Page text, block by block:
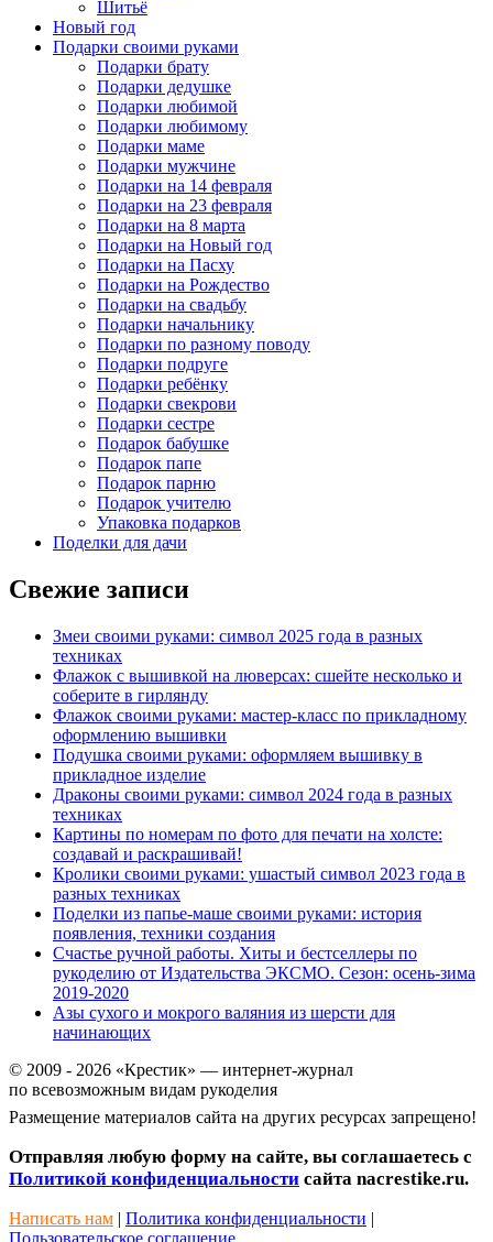
Шитьё
Новый год
Подарки своими руками
Подарки брату
Подарки дедушке
Подарки любимой
Подарки любимому
Подарки маме
Подарки мужчине
Подарки на 14 февраля
Подарки на 23 февраля
Подарки на 8 марта
Подарки на Новый год
Подарки на Пасху
Подарки на Рождество
Подарки на свадьбу
Подарки начальнику
Подарки по разному поводу
Подарки подруге
Подарки ребёнку
Подарки свекрови
Подарки сестре
Подарок бабушке
Подарок папе
Подарок парню
Подарок учителю
Упаковка подарков
Поделки для дачи
Свежие записи
Змеи своими руками: символ 2025 года в разных
техниках
Флажок с вышивкой на люверсах: сшейте несколько и
соберите в гирлянду
Флажок своими руками: мастер-класс по прикладному
оформлению вышивки
Подушка своими руками: оформляем вышивку в
прикладное изделие
Драконы своими руками: символ 2024 года в разных
техниках
Картины по номерам по фото для печати на холсте:
создавай и раскрашивай!
Кролики своими руками: ушастый символ 2023 года в
разных техниках
Поделки из папье-маше своими руками: история
появления, техники создания
Счастье ручной работы. Хиты и бестселлеры по
рукоделию от Издательства ЭКСМО. Сезон: осень-зима
2019-2020
Азы сухого и мокрого валяния из шерсти для
начинающих
© 2009 - 2026 «Крестик» — интернет-журнал
по всевозможным видам рукоделия
Размещение материалов сайта на других ресурсах запрещено!
Отправляя любую форму на сайте, вы соглашаетесь с
Политикой конфиденциальности сайта nacrestike.ru.
Написать нам | Политика конфиденциальности |
Пользовательское соглашение